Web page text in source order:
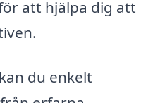
att hjälpa dig att
du enkelt